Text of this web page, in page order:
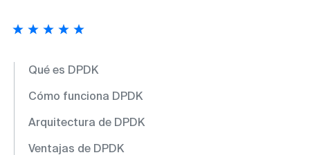
Qué es DPDK
Cómo funciona DPDK
Arquitectura de DPDK
Ventajas de DPDK